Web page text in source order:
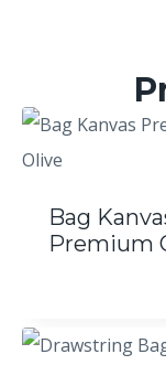
Bag
Premium